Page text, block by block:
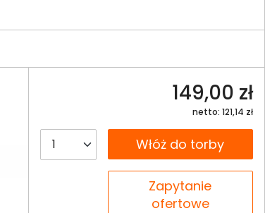
149,00 zł
netto: 121,14 zł
__B2C.PRODUCT.QUANTITY
__B2C.PRODUCT.QUANTITY
Włóż do torby
Zapytanie
ofertowe